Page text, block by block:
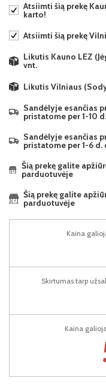
Atsiimti šią prekę
karto!
Atsiimti šią prekę
Likutis Kauno LEZ
vnt.
Likutis Vilniaus
Sandėlyje esančias
pristatome per 1-10
Sandėlyje esančias
pristatome per 1-6 d.
Šią prekę galite
parduotuvėje
Šią prekę galite
parduotuvėje
Kaina
Kaina
Skirtumas tarp